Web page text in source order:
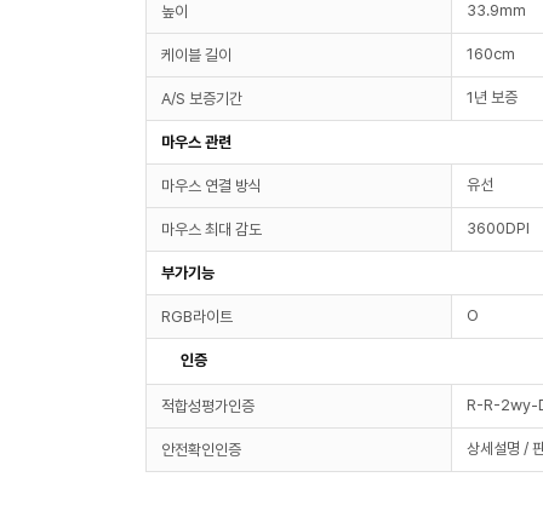
높이 33.9mm
케이블 길이 160cm
A/S 보증기간 1년 보증
마우스 관련
마우스 연결 방식 유선
마우스 최대 감도 3600DPI
부가기능
RGB라이트 O
인증
적합성평가인증 R-R-2wy-
안전확인인증 상세설명 /